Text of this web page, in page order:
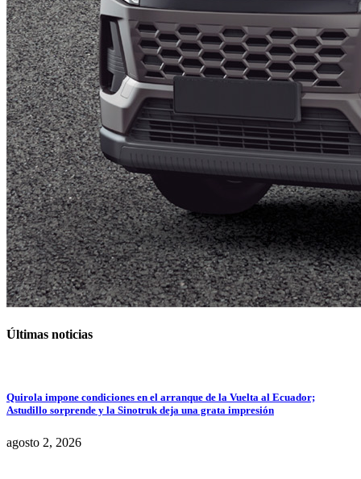
Últimas noticias
Quirola impone condiciones en el arranque de la Vuelta al Ecuador;
Astudillo sorprende y la Sinotruk deja una grata impresión
agosto 2, 2026